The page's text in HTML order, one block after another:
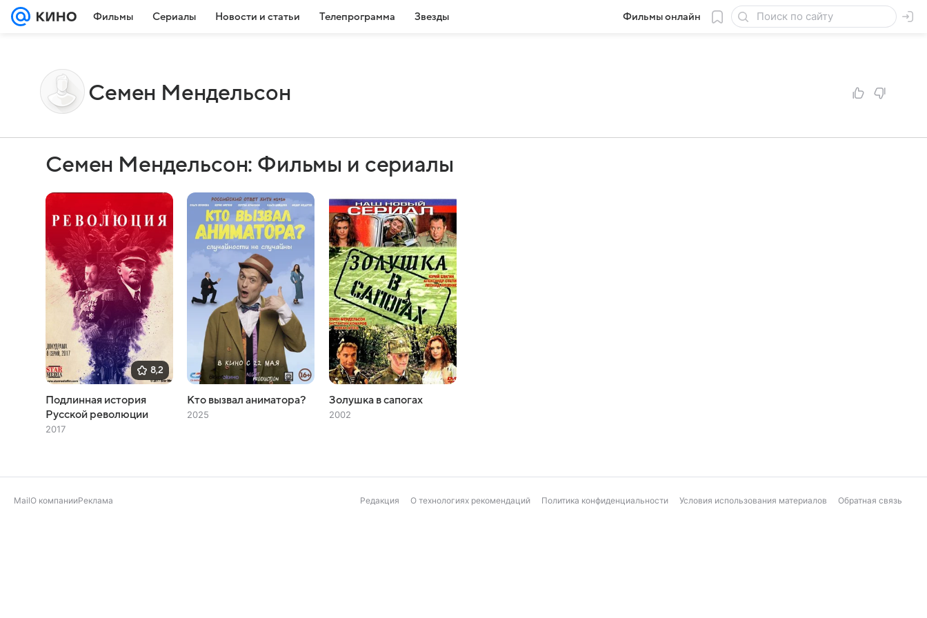
Фильмы Сериалы Новости и статьи Телепрограмма Звезды Фильмы онлайн
Семен Мендельсон
Семен Мендельсон: Фильмы и сериалы
8,2
Подлинная история
Русской революции
2017
Кто вызвал аниматора?
2025
Золушка в сапогах
2002
MailО компанииРеклама Редакция О технологиях рекомендаций Политика конфиденциальности Условия использования материалов Обратная связь